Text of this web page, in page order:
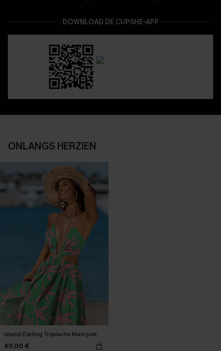
DOWNLOAD DE CUPSHE-APP
ONLANGS HERZIEN
Island Darling Tropische Maxi-jurk
40,00 €